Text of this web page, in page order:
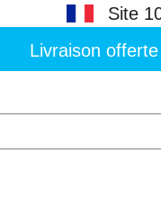
Site
Livraison